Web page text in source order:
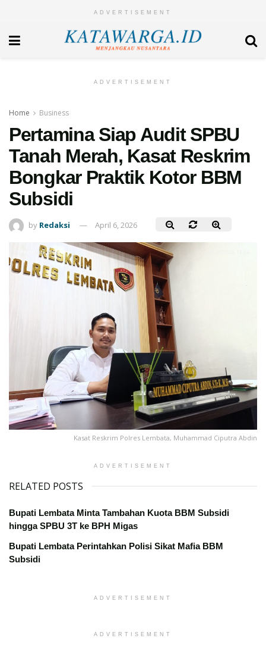
ADVERTISEMENT
ADVERTISEMENT
Home Business
Pertamina Siap Audit SPBU
Tanah Merah, Kasat Reskrim
Bongkar Praktik Kotor BBM
Subsidi
by Redaksi April 6, 2026
Kasat Reskrim Polres Lembata, Muhammad Ciputra Abdin
ADVERTISEMENT
RELATED POSTS
Bupati Lembata Minta Tambahan Kuota BBM Subsidi
hingga SPBU 3T ke BPH Migas
Bupati Lembata Perintahkan Polisi Sikat Mafia BBM
Subsidi
ADVERTISEMENT
ADVERTISEMENT